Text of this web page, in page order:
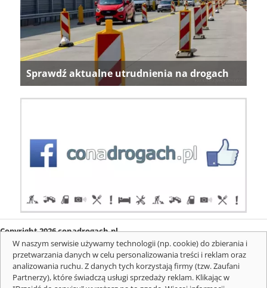
Sprawdź aktualne utrudnienia na drogach
Copyright 2026 conadrogach.pl
O firmie
Redakcja Regulamin
Informacje o cookies
Mapa serwisu
Komunikaty
W naszym serwisie używamy technologii (np. cookie) do zbierania i
przetwarzania danych w celu personalizowania treści i reklam oraz
analizowania ruchu. Z danych tych korzystają firmy (tzw. Zaufani
Partnerzy), które świadczą usługi sprzedaży reklam. Klikając w